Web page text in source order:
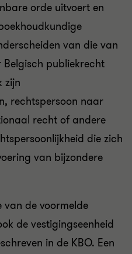
orde uitvoert en
van die van
publiekrecht
zijn
rechtspersoon naar
recht of andere
die zich
van bijzondere
de voormelde
de vestigingseenheid
in de KBO. Een